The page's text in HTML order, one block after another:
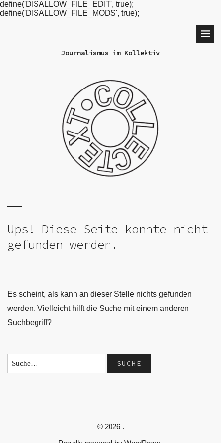
define('DISALLOW_FILE_EDIT', true);
define('DISALLOW_FILE_MODS', true);
Journalismus im Kollektiv
Ups! Diese Seite konnte nicht
gefunden werden.
Es scheint, als kann an dieser Stelle nichts gefunden
werden. Vielleicht hilft die Suche mit einem anderen
Suchbegriff?
© 2026 .